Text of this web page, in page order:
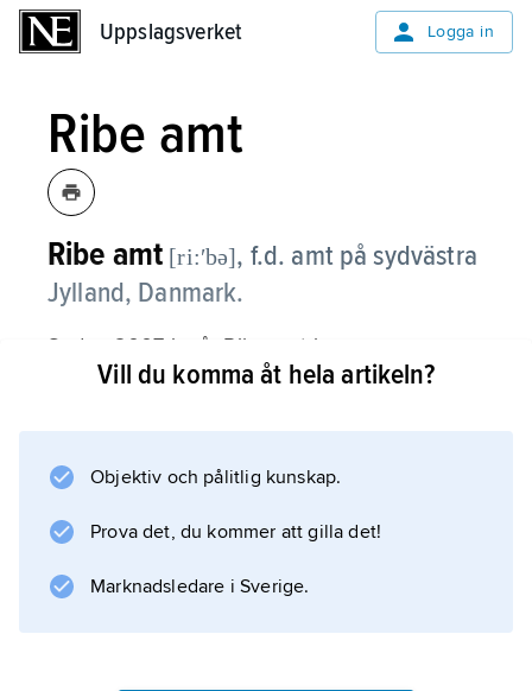
Uppslagsverket Logga in
Ribe amt
Ribe amt [ri:ʹbə], f.d. amt på sydvästra
Jylland, Danmark.
Sedan 2007 ingår Ribe amt i
Region Syddanmark
Information om artikeln
Vill du komma åt hela artikeln?
Objektiv och pålitlig kunskap.
Prova det, du kommer att gilla det!
Marknadsledare i Sverige.